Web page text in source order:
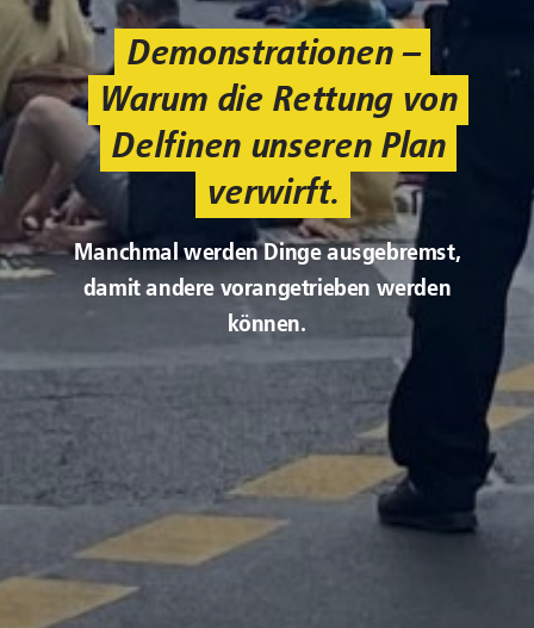
Demonstrationen –
Warum die Rettung von
Delfinen unseren Plan
verwirft.
Manchmal werden Dinge ausgebremst,
damit andere vorangetrieben werden
können.